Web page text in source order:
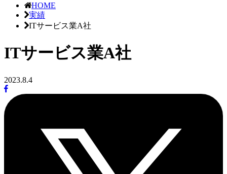
HOME
実績
ITサービス業A社
ITサービス業A社
2023.8.4